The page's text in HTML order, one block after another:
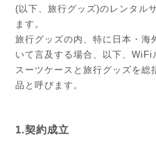
(以下、旅行グッズ)のレンタル
ます。
旅行グッズの内、特に日本・
いて言及する場合、以下、WiFi
スーツケースと旅行グッズを総
品と呼びます。
1.契約成立